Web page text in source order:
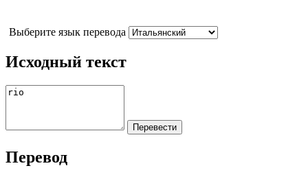
Выберите язык перевода
Исходный текст
Перевод